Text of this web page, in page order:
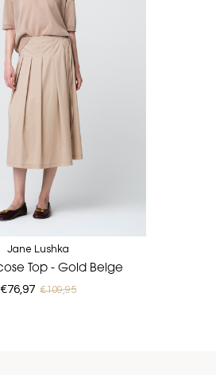
Jane Lushka
Top - Gold Beige
€76,97 €109,95